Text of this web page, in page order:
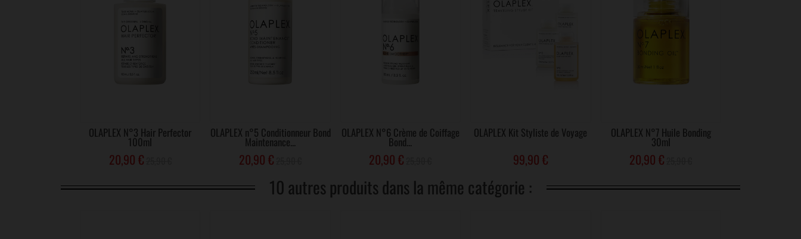
OLAPLEX N°3 Hair Perfector
100ml
20,90 €
OLAPLEX n°5 Conditionneur Bond
Maintenance...
20,90 €
OLAPLEX N°6 Crème de Coiffage
Bond...
20,90 €
OLAPLEX Kit Styliste de Voyage
99,90 €
OLAPLEX N°7 Huile Bonding
30ml
20,90 €
10 autres produits dans la même catégorie :